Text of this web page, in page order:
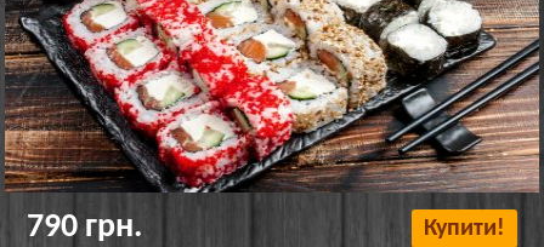
790 грн. Купити!